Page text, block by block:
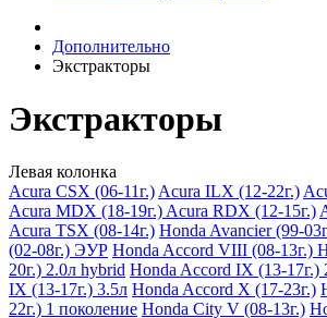
Дополнительно
Экстракторы
Экстракторы
Левая колонка
Acura CSX (06-11г.)Acura ILX (12-22г.)
Acura MDX (18-19г.)Acura RDX (12-15г.)
Acura TSX (08-14г.) Honda Avancier (99-
(02-08г.) ЭУР Honda Accord VIII (08-13г.)
20г.) 2.0л hybrid Honda Accord IX (13-17г.)
IX (13-17г.) 3.5л Honda Accord X (17-23г.)
22г.) 1 поколение Honda City V (08-13г.)